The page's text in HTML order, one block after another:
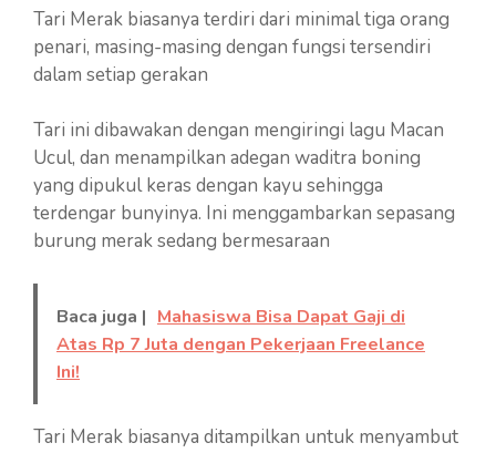
Tari Merak biasanya terdiri dari minimal tiga orang
penari, masing-masing dengan fungsi tersendiri
dalam setiap gerakan
Tari ini dibawakan dengan mengiringi lagu Macan
Ucul, dan menampilkan adegan waditra boning
yang dipukul keras dengan kayu sehingga
terdengar bunyinya. Ini menggambarkan sepasang
burung merak sedang bermesaraan
Baca juga | Mahasiswa Bisa Dapat Gaji di
Atas Rp 7 Juta dengan Pekerjaan Freelance
Ini!
Tari Merak biasanya ditampilkan untuk menyambut